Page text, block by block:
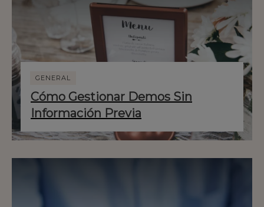
GENERAL
Cómo Gestionar Demos Sin
Información Previa